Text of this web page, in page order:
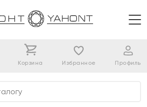
Корзина Избранное Профиль